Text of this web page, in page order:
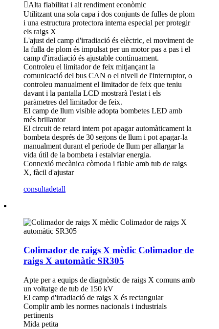
Alta fiabilitat i alt rendiment econòmic
Utilitzant una sola capa i dos conjunts de fulles de plom
i una estructura protectora interna especial per protegir
els raigs X
L'ajust del camp d'irradiació és elèctric, el moviment de
la fulla de plom és impulsat per un motor pas a pas i el
camp d'irradiació és ajustable contínuament.
Controleu el limitador de feix mitjançant la
comunicació del bus CAN o el nivell de l'interruptor, o
controleu manualment el limitador de feix que teniu
davant i la pantalla LCD mostrarà l'estat i els
paràmetres del limitador de feix.
El camp de llum visible adopta bombetes LED amb
més brillantor
El circuit de retard intern pot apagar automàticament la
bombeta després de 30 segons de llum i pot apagar-la
manualment durant el període de llum per allargar la
vida útil de la bombeta i estalviar energia.
Connexió mecànica còmoda i fiable amb tub de raigs
X, fàcil d'ajustar
consultadetall
Colimador de raigs X mèdic Colimador de
raigs X automàtic SR305
Apte per a equips de diagnòstic de raigs X comuns amb
un voltatge de tub de 150 kV
El camp d'irradiació de raigs X és rectangular
Complir amb les normes nacionals i industrials
pertinents
Mida petita